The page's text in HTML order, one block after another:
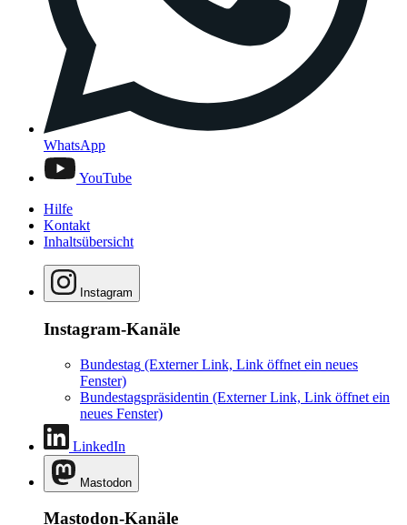
WhatsApp
YouTube
Hilfe
Kontakt
Inhaltsübersicht
Instagram
Instagram-Kanäle
Bundestag (Externer Link, Link öffnet ein neues
Fenster)
Bundestagspräsidentin (Externer Link, Link öffnet ein
neues Fenster)
LinkedIn
Mastodon
Mastodon-Kanäle